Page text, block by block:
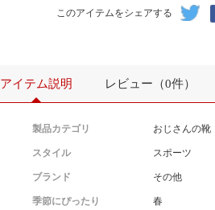
このアイテムをシェアする
アイテム説明 レビュー（0件）
製品カテゴリ おじさんの靴
スタイル スポーツ
ブランド その他
季節にぴったり 春